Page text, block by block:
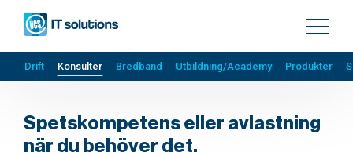
Drift Konsulter Bredband Utbildning/Academy Produkter
Spetskompetens eller avlastning
när du behöver det.